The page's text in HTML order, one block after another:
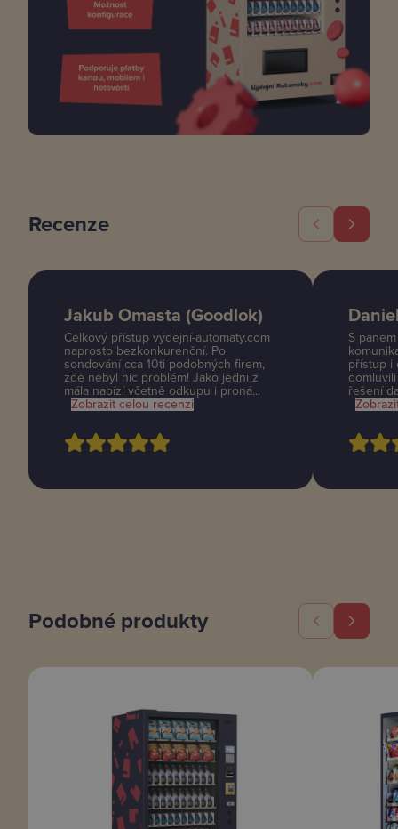
Recenze
Jakub Omasta (Goodlok)
Celkový přístup výdejní-automaty.com
naprosto bezkonkurenční. Po
sondování cca 10ti podobných firem,
zde nebyl nic problém! Jako jedni z
mála nabízí včetně odkupu i proná...
Zobrazit celou recenzi
S
přístup i
řešení
Podobné produkty